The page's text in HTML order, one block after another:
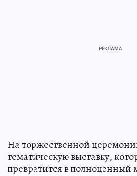
На торжественной
тематическую выставку,
превратится в полноценный